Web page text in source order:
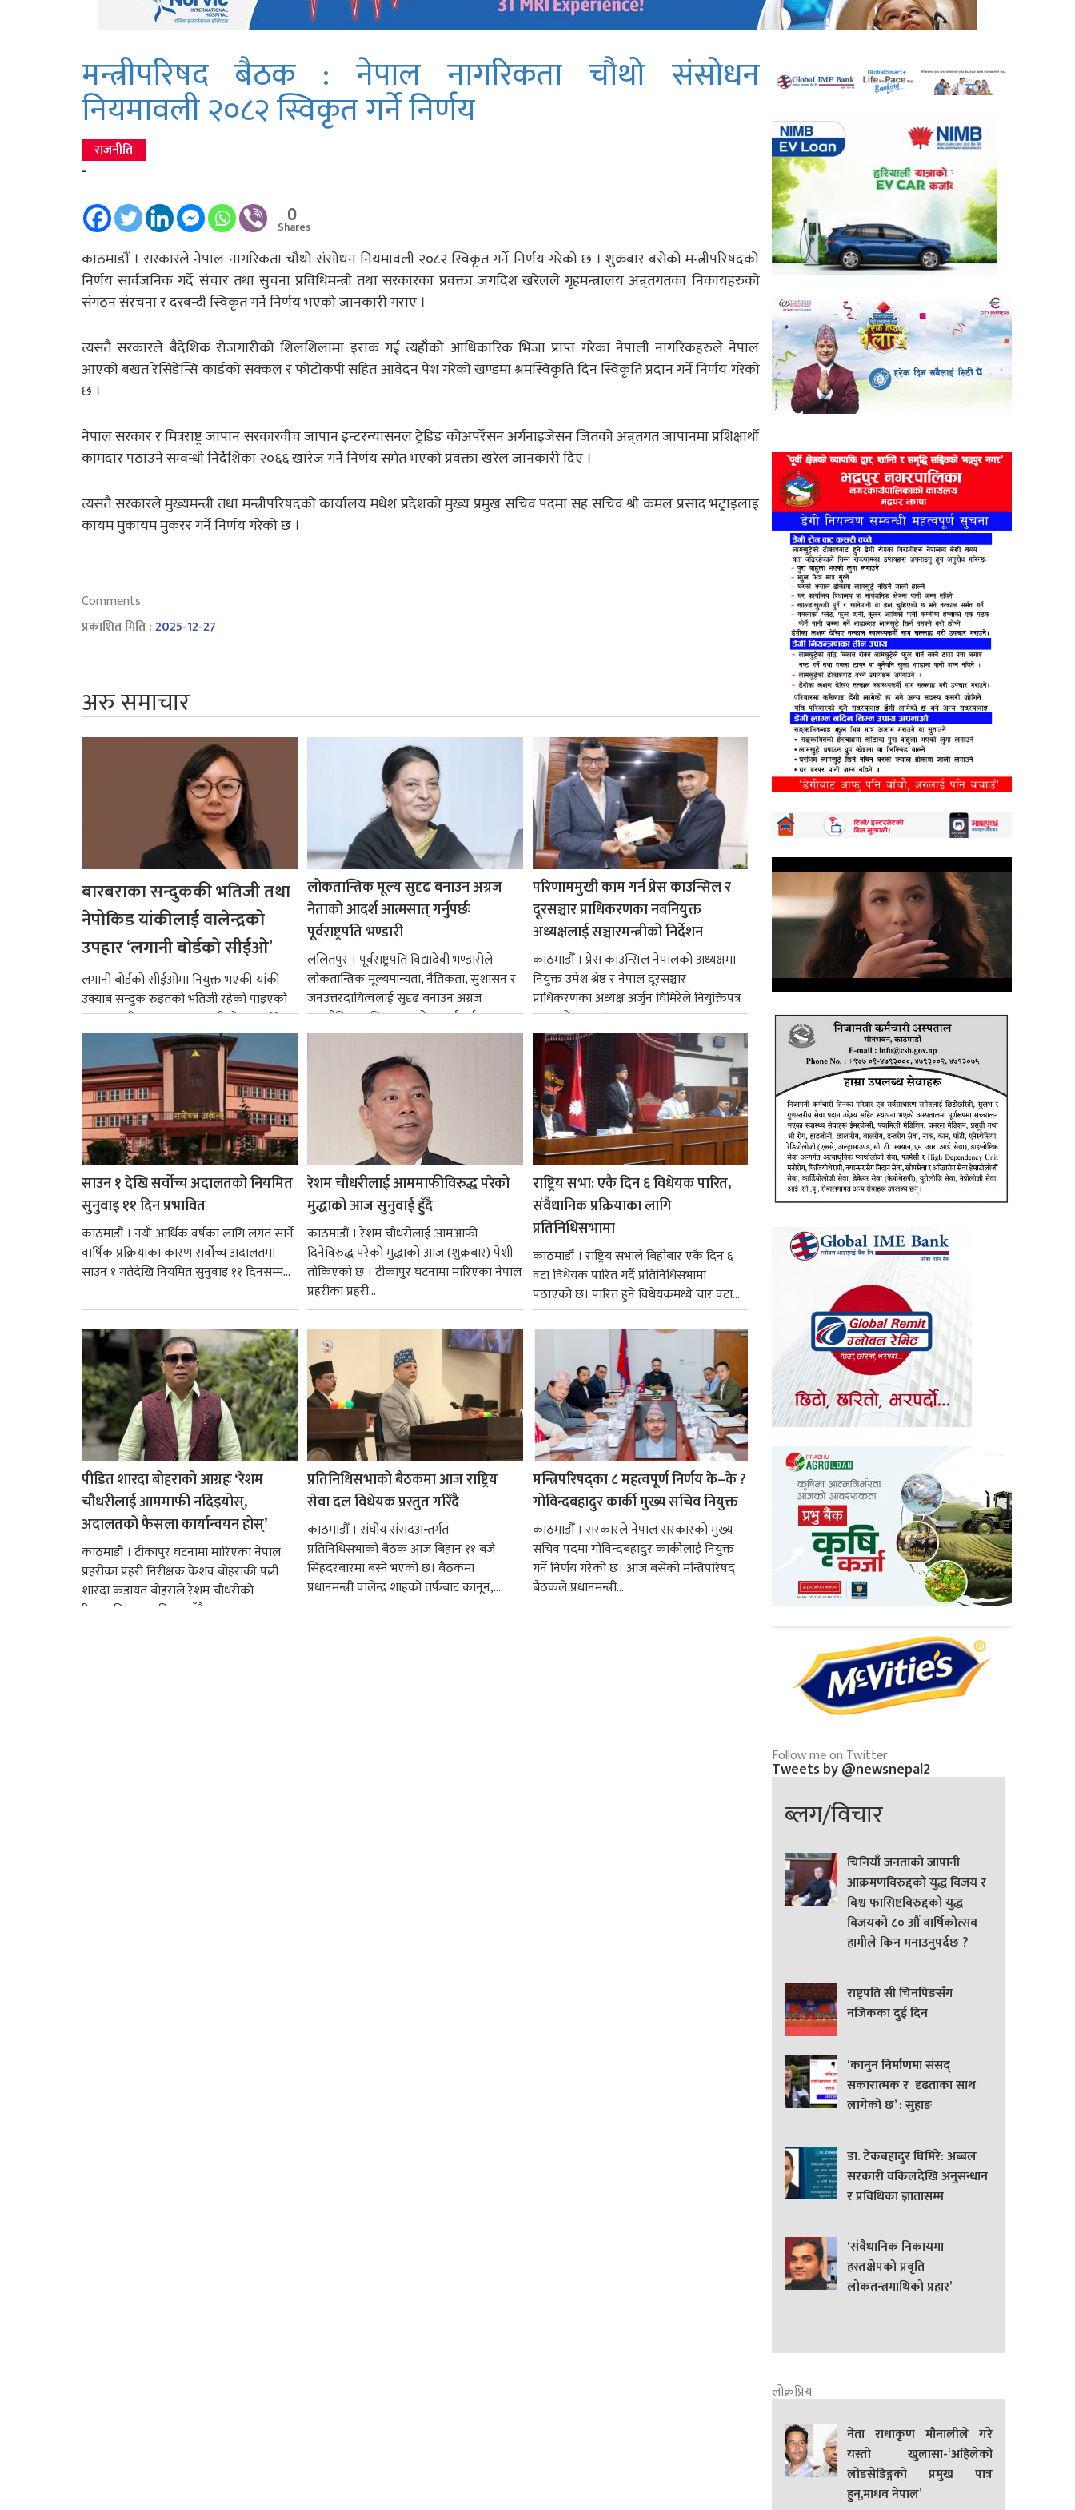
मन्त्रीपरिषद बैठक : नेपाल नागरिकता चौथो संसोधन
नियमावली २०८२ स्विकृत गर्ने निर्णय
राजनीति
-
0
Shares
काठमाडाैं । सरकारले नेपाल नागरिकता चौथो संसोधन नियमावली २०८२ स्विकृत गर्ने निर्णय गरेको छ । शुक्रबार बसेको मन्त्रीपरिषदको
निर्णय सार्वजनिक गर्दे संचार तथा सुचना प्रविधिमन्त्री तथा सरकारका प्रवक्ता जगदिश खरेलले गृहमन्त्रालय अन्र्तगतका निकायहरुको
संगठन संरचना र दरबन्दी स्विकृत गर्ने निर्णय भएको जानकारी गराए ।
त्यसतै सरकारले बैदेशिक रोजगारीको शिलशिलामा इराक गई त्यहाँको आधिकारिक भिजा प्राप्त गरेका नेपाली नागरिकहरुले नेपाल
आएको बखत रेसिडेन्सि कार्डको सक्कल र फोटोकपी सहित आवेदन पेश गरेको खण्डमा श्रमस्विकृति दिन स्विकृति प्रदान गर्ने निर्णय गरेको
छ ।
नेपाल सरकार र मित्रराष्ट्र जापान सरकारवीच जापान इन्टरन्यासनल ट्रेडिङ कोअपर्रेसन अर्गनाइजेसन जितको अन्र्तगत जापानमा प्रशिक्षार्थी
कामदार पठाउने सम्वन्धी निर्देशिका २०६६ खारेज गर्ने निर्णय समेत भएको प्रवक्ता खरेल जानकारी दिए ।
त्यसतै सरकारले मुख्यमन्त्री तथा मन्त्रीपरिषदको कार्यालय मधेश प्रदेशको मुख्य प्रमुख सचिव पदमा सह सचिव श्री कमल प्रसाद भट्र्राइलाइ
कायम मुकायम मुकरर गर्ने निर्णय गरेको छ ।
Comments
प्रकाशित मिति :2025-12-27
अरु समाचार
बारबराका सन्दुककी भतिजी तथा
नेपोकिड यांकीलाई वालेन्द्रको
उपहार ‘लगानी बोर्डको सीईओ’
लगानी बोर्डको सीईओमा नियुक्त भएकी यांकी
उक्याब सन्दुक रुइतको भतिजी रहेको पाइएको
छ। तत्कालीन समयमा महाकालीको अञ्चलाधिश
नै बनेका जोन...
लोकतान्त्रिक मूल्य सुदृढ बनाउन अग्रज
नेताको आदर्श आत्मसात् गर्नुपर्छः
पूर्वराष्ट्रपति भण्डारी
ललितपुर । पूर्वराष्ट्रपति विद्यादेवी भण्डारीले
लोकतान्त्रिक मूल्यमान्यता, नैतिकता, सुशासन र
जनउत्तरदायित्वलाई सुदृढ बनाउन अग्रज
राजनीतिक व्यक्तित्वहरूको आदर्शलाई आत्मसात्
गर्न आवश्यक...
परिणाममुखी काम गर्न प्रेस काउन्सिल र
दूरसञ्चार प्राधिकरणका नवनियुक्त
अध्यक्षलाई सञ्चारमन्त्रीको निर्देशन
काठमाडौँ । प्रेस काउन्सिल नेपालको अध्यक्षमा
नियुक्त उमेश श्रेष्ठ र नेपाल दूरसञ्चार
प्राधिकरणका अध्यक्ष अर्जुन घिमिरेले नियुक्तिपत्र
ग्रहण गरेका छन्।...
साउन १ देखि सर्वोच्च अदालतको नियमित
सुनुवाइ ११ दिन प्रभावित
काठमाडौं । नयाँ आर्थिक वर्षका लागि लगत सार्ने
वार्षिक प्रक्रियाका कारण सर्वोच्च अदालतमा
साउन १ गतेदेखि नियमित सुनुवाइ ११ दिनसम्म...
रेशम चौधरीलाई आममाफीविरुद्ध परेको
मुद्धाको आज सुनुवाई हुँदै
काठमाडौं । रेशम चौधरीलाई आमआफी
दिनेविरुद्ध परेको मुद्धाको आज (शुक्रबार) पेशी
तोकिएको छ । टीकापुर घटनामा मारिएका नेपाल
प्रहरीका प्रहरी...
राष्ट्रिय सभा: एकै दिन ६ विधेयक पारित,
संवैधानिक प्रक्रियाका लागि
प्रतिनिधिसभामा
काठमाडौं । राष्ट्रिय सभाले बिहीबार एकै दिन ६
वटा विधेयक पारित गर्दै प्रतिनिधिसभामा
पठाएको छ। पारित हुने विधेयकमध्ये चार वटा...
पीडित शारदा बोहराको आग्रहः ‘रेशम
चौधरीलाई आममाफी नदिइयोस्,
अदालतको फैसला कार्यान्वयन होस्’
काठमाडौं । टीकापुर घटनामा मारिएका नेपाल
प्रहरीका प्रहरी निरीक्षक केशव बोहराकी पत्नी
शारदा कडायत बोहराले रेशम चौधरीको
रिहाइप्रति असहमति जनाउँदै...
प्रतिनिधिसभाको बैठकमा आज राष्ट्रिय
सेवा दल विधेयक प्रस्तुत गरिँदै
काठमाडौँ । संघीय संसदअन्तर्गत
प्रतिनिधिसभाको बैठक आज बिहान ११ बजे
सिंहदरबारमा बस्ने भएको छ। बैठकमा
प्रधानमन्त्री वालेन्द्र शाहको तर्फबाट कानून,...
मन्त्रिपरिषद्का ८ महत्वपूर्ण निर्णय के–के ?
गोविन्दबहादुर कार्की मुख्य सचिव नियुक्त
काठमाडौँ । सरकारले नेपाल सरकारको मुख्य
सचिव पदमा गोविन्दबहादुर कार्कीलाई नियुक्त
गर्ने निर्णय गरेको छ। आज बसेको मन्त्रिपरिषद्
बैठकले प्रधानमन्त्री...
Follow me on Twitter
Tweets by @newsnepal2
ब्लग/विचार
चिनियाँ जनताको जापानी
आक्रमणविरुद्दको युद्ध विजय र
विश्व फासिष्टविरुद्दको युद्ध
विजयको ८० औं वार्षिकोत्सव
हामीले किन मनाउनुपर्दछ ?
राष्ट्रपति सी चिनपिङसँग
नजिकका दुई दिन
‘कानुन निर्माणमा संसद्
सकारात्मक र दृढताका साथ
लागेको छ’ : सुहाङ
डा. टेकबहादुर घिमिरे: अब्बल
सरकारी वकिलदेखि अनुसन्धान
र प्रविधिका ज्ञातासम्म
‘संवैधानिक निकायमा
हस्तक्षेपको प्रवृति
लोकतन्त्रमाथिको प्रहार’
लोक्रप्रिय
नेता राधाकृण मौनालीले गरे
यस्तो खुलासा-‘अहिलेको
लोडसेडिङ्गको प्रमुख पात्र
हुन्,माधव नेपाल’